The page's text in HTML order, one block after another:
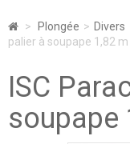
> Plongée > Divers
palier à soupape 1,82 m
ISC
soupape